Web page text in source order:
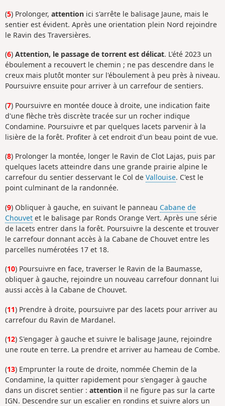
(5) Prolonger, attention ici s'arrête le balisage Jaune, mais le
sentier est évident. Après une orientation plein Nord rejoindre
le Ravin des Traversières.
(6) Attention, le passage de torrent est délicat. L'été 2023 un
éboulement a recouvert le chemin ; ne pas descendre dans le
creux mais plutôt monter sur l'éboulement à peu près à niveau.
Poursuivre ensuite pour arriver à un carrefour de sentiers.
(7) Poursuivre en montée douce à droite, une indication faite
d'une flèche très discrète tracée sur un rocher indique
Condamine. Poursuivre et par quelques lacets parvenir à la
lisière de la forêt. Profiter à cet endroit d'un beau point de vue.
(8) Prolonger la montée, longer le Ravin de Clot Lajas, puis par
quelques lacets atteindre dans une grande prairie alpine le
carrefour du sentier desservant le Col de Vallouise. C'est le
point culminant de la randonnée.
(9) Obliquer à gauche, en suivant le panneau Cabane de
Chouvet et le balisage par Ronds Orange Vert. Après une série
de lacets entrer dans la forêt. Poursuivre la descente et trouver
le carrefour donnant accès à la Cabane de Chouvet entre les
parcelles numérotées 17 et 18.
(10) Poursuivre en face, traverser le Ravin de la Baumasse,
obliquer à gauche, rejoindre un nouveau carrefour donnant lui
aussi accès à la Cabane de Chouvet.
(11) Prendre à droite, poursuivre par des lacets pour arriver au
carrefour du Ravin de Mardanel.
(12) S'engager à gauche et suivre le balisage Jaune, rejoindre
une route en terre. La prendre et arriver au hameau de Combe.
(13) Emprunter la route de droite, nommée Chemin de la
Condamine, la quitter rapidement pour s'engager à gauche
dans un discret sentier : attention il ne figure pas sur la carte
IGN. Descendre sur un escalier en rondins et suivre alors un